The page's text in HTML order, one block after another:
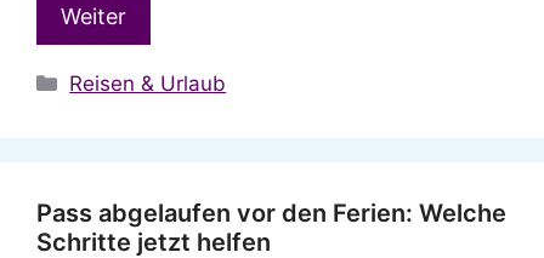
Weiter
Kategorien
Reisen & Urlaub
Pass abgelaufen vor den Ferien: Welche
Schritte jetzt helfen